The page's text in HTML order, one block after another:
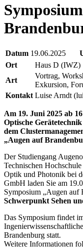
Datum 19.06.2025
Ort
Haus D (IWZ)
Art
Vortrag,
Exkursion,
Kontakt Luise Arndt
Am 19. Juni 2025 ab
Optische
dem
„Augen auf
Der Studiengang
Technischen
Optik und Photonik bei
GmbH laden Sie am
Symposium „Augen auf
Schwerpunkt Sehen
Das Symposium findet
Brandenburg statt.
Weitere Informationen